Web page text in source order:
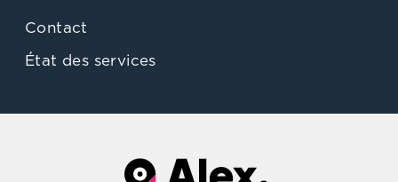
Contact
État des services